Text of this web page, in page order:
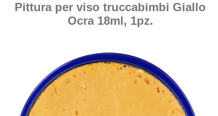
Pittura per viso truccabimbi Giallo
Ocra 18ml, 1pz.